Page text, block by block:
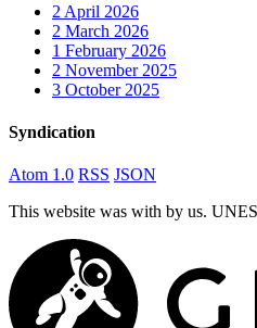
2 April 2026
2 March 2026
1 February 2026
2 November 2025
3 October 2025
Syndication
Atom 1.0 RSS JSON
This website was with by us.